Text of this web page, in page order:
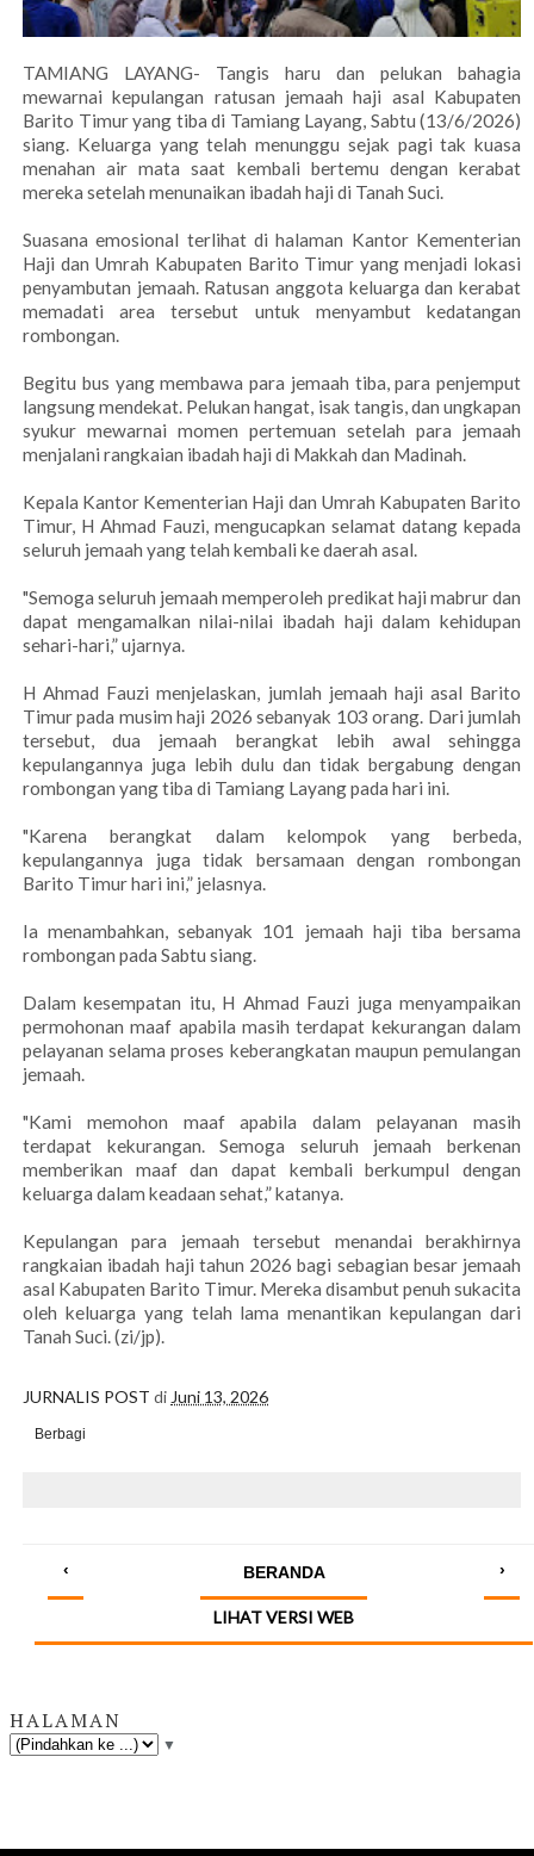
TAMIANG LAYANG- Tangis haru dan pelukan bahagia
mewarnai kepulangan ratusan jemaah haji asal Kabupaten
Barito Timur yang tiba di Tamiang Layang, Sabtu (13/6/2026)
siang. Keluarga yang telah menunggu sejak pagi tak kuasa
menahan air mata saat kembali bertemu dengan kerabat
mereka setelah menunaikan ibadah haji di Tanah Suci.
Suasana emosional terlihat di halaman Kantor Kementerian
Haji dan Umrah Kabupaten Barito Timur yang menjadi lokasi
penyambutan jemaah. Ratusan anggota keluarga dan kerabat
memadati area tersebut untuk menyambut kedatangan
rombongan.
Begitu bus yang membawa para jemaah tiba, para penjemput
langsung mendekat. Pelukan hangat, isak tangis, dan ungkapan
syukur mewarnai momen pertemuan setelah para jemaah
menjalani rangkaian ibadah haji di Makkah dan Madinah.
Kepala Kantor Kementerian Haji dan Umrah Kabupaten Barito
Timur, H Ahmad Fauzi, mengucapkan selamat datang kepada
seluruh jemaah yang telah kembali ke daerah asal.
"Semoga seluruh jemaah memperoleh predikat haji mabrur dan
dapat mengamalkan nilai-nilai ibadah haji dalam kehidupan
sehari-hari,” ujarnya.
H Ahmad Fauzi menjelaskan, jumlah jemaah haji asal Barito
Timur pada musim haji 2026 sebanyak 103 orang. Dari jumlah
tersebut, dua jemaah berangkat lebih awal sehingga
kepulangannya juga lebih dulu dan tidak bergabung dengan
rombongan yang tiba di Tamiang Layang pada hari ini.
"Karena berangkat dalam kelompok yang berbeda,
kepulangannya juga tidak bersamaan dengan rombongan
Barito Timur hari ini,” jelasnya.
Ia menambahkan, sebanyak 101 jemaah haji tiba bersama
rombongan pada Sabtu siang.
Dalam kesempatan itu, H Ahmad Fauzi juga menyampaikan
permohonan maaf apabila masih terdapat kekurangan dalam
pelayanan selama proses keberangkatan maupun pemulangan
jemaah.
"Kami memohon maaf apabila dalam pelayanan masih
terdapat kekurangan. Semoga seluruh jemaah berkenan
memberikan maaf dan dapat kembali berkumpul dengan
keluarga dalam keadaan sehat,” katanya.
Kepulangan para jemaah tersebut menandai berakhirnya
rangkaian ibadah haji tahun 2026 bagi sebagian besar jemaah
asal Kabupaten Barito Timur. Mereka disambut penuh sukacita
oleh keluarga yang telah lama menantikan kepulangan dari
Tanah Suci. (zi/jp).
JURNALIS POST di Juni 13, 2026
Berbagi
‹ ›
BERANDA
LIHAT VERSI WEB
HALAMAN
▼